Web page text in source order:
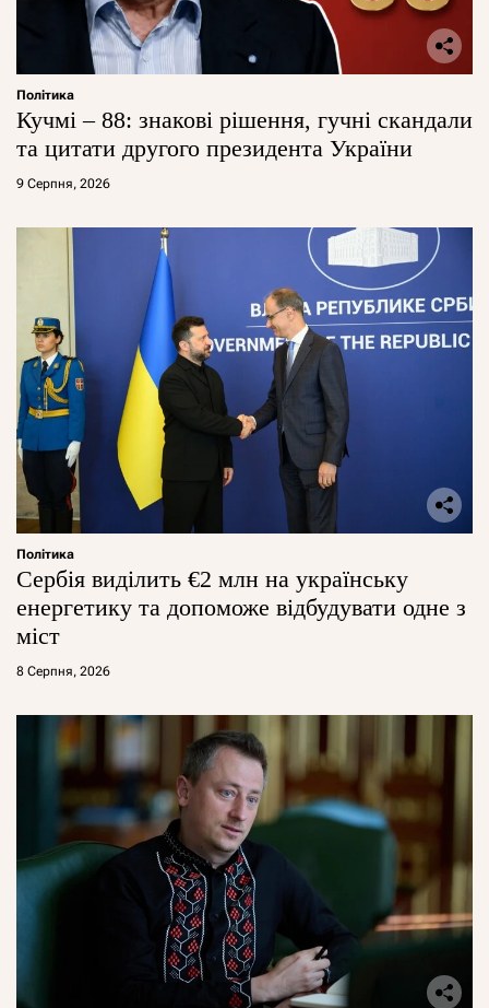
Політика
Кучмі – 88: знакові рішення, гучні скандали
та цитати другого президента України
9 Серпня, 2026
Політика
Сербія виділить €2 млн на українську
енергетику та допоможе відбудувати одне з
міст
8 Серпня, 2026